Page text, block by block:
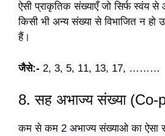
ऐसी प्राकृतिक संख्याएँ जो सिर्फ स्वंय
किसी भी अन्य संख्या से विभाजित न हो
हैं।
जैसे:- 2, 3, 5, 11, 13, 17, ………
8. सह अभाज्य संख्या
कम से कम 2 अभाज्य संख्याओ का ऐसा